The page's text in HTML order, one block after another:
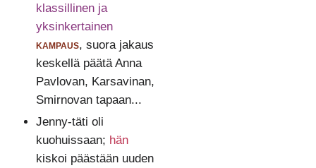
klassillinen ja
yksinkertainen
kampaus, suora jakaus
keskellä päätä Anna
Pavlovan, Karsavinan,
Smirnovan tapaan...
Jenny-täti oli
kuohuissaan; hän
kiskoi päästään uuden